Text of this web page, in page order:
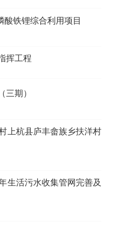
酸铁锂综合利用项目
挥工程
三期）
上杭县庐丰畲族乡扶洋村
生活污水收集管网完善及